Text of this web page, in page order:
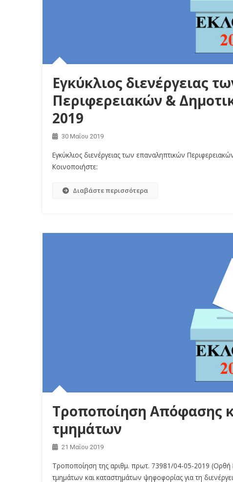
Εγκύκλιος διενέργειας
Περιφερειακών &
2019
30 Μαΐου 2019
Εγκύκλιος διενέργειας των επαναληπτικών
Κοινοποιήστε:
Διαβάστε περισσότερα
Τροποποίηση Απόφασης
τμημάτων
21 Μαΐου 2019
Τροποποίηση της αριθμ. πρωτ. 73981/04-05-2019
τμημάτων και καταστημάτων ψηφοφορίας για τη